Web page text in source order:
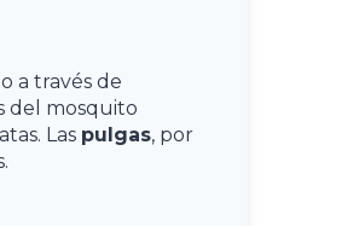
a través de
del mosquito
Las pulgas, por